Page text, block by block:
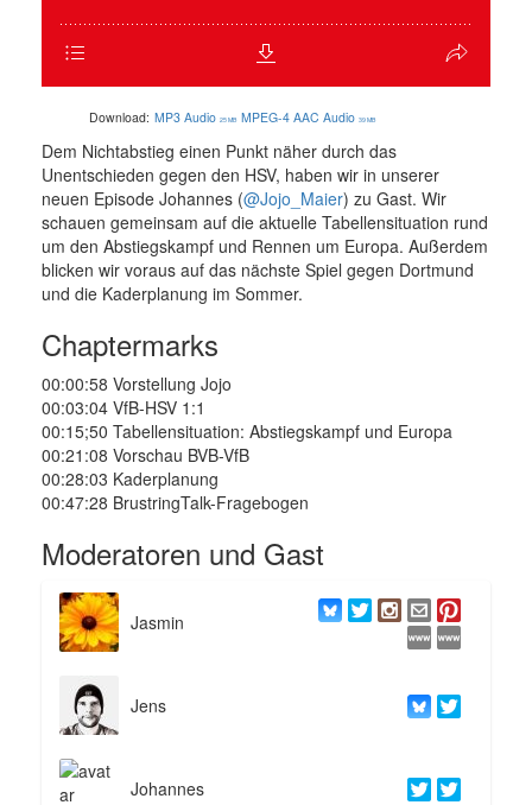
Download: MP3 Audio 25 MB MPEG-4 AAC Audio 39 MB
Dem Nichtabstieg einen Punkt näher durch das
Unentschieden gegen den HSV, haben wir in unserer
neuen Episode Johannes (@Jojo_Maier) zu Gast. Wir
schauen gemeinsam auf die aktuelle Tabellensituation rund
um den Abstiegskampf und Rennen um Europa. Außerdem
blicken wir voraus auf das nächste Spiel gegen Dortmund
und die Kaderplanung im Sommer.
Chaptermarks
00:00:58 Vorstellung Jojo
00:03:04 VfB-HSV 1:1
00:15;50 Tabellensituation: Abstiegskampf und Europa
00:21:08 Vorschau BVB-VfB
00:28:03 Kaderplanung
00:47:28 BrustringTalk-Fragebogen
Moderatoren und Gast
Jasmin
Jens
Johannes